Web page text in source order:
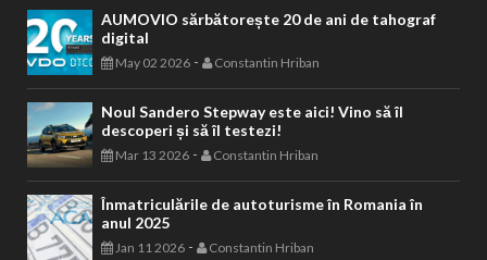
AUMOVIO sărbătorește 20 de ani de tahograf
digital
May 02 2026 - Constantin Hriban
Noul Sandero Stepway este aici! Vino să îl
descoperi și să îl testezi!
Mar 13 2026 - Constantin Hriban
Înmatriculările de autoturisme în Romania în
anul 2025
Jan 11 2026 - Constantin Hriban